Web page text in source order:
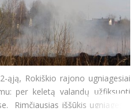
ąją, Rokiškio rajono ugniagesiai
per keletą valandų užfiksuoti
Rimčiausias iššūkis ugniagesių